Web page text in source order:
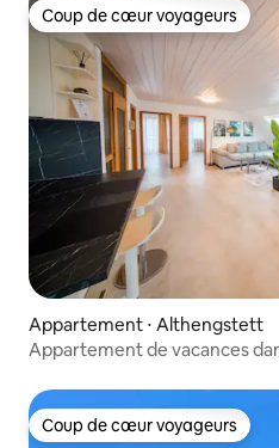
Coup de cœur voyageurs
Coup de cœur voyageurs
Appartement ⋅ Althengstett
Appartement de vacances
Coup de cœur voyageurs
Coup de cœur voyageurs